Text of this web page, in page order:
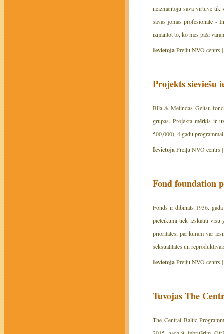
neizmantoju savā virtuvē tik
savas jomas profesionāle -
izmantot to, ko mēs paši
IevietojaPreiļu NVO centrs |
Projekts sieviešu
Bila & Melindas Geitsu
grupas. Projekta mērķis ir
500,000), 4 gadu
IevietojaPreiļu NVO centrs |
Fond foundation
Fonds ir dibināts 1936.
pieteikumi tiek izskatīti visu
prioritātes, par kurām var
seksualitātes un
IevietojaPreiļu NVO centrs |
Tuvojas The
The Central Baltic